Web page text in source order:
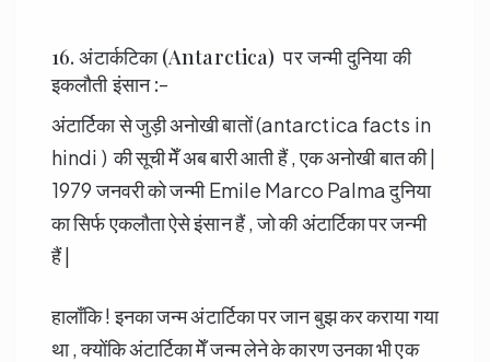
16. अंटार्कटिका (Antarctica) पर जन्मी दुनिया की
इकलौती इंसान :-
अंटार्टिका से जुड़ी अनोखी बातों (antarctica facts in
hindi ) की सूची मेँ अब बारी आती हैं , एक अनोखी बात की |
1979 जनवरी को जन्मी Emile Marco Palma दुनिया
का सिर्फ एकलौता ऐसे इंसान हैं , जो की अंटार्टिका पर जन्मी
हैं |
हालाँकि ! इनका जन्म अंटार्टिका पर जान बुझ कर कराया गया
था , क्योंकि अंटार्टिका मेँ जन्म लेने के कारण उनका भी एक